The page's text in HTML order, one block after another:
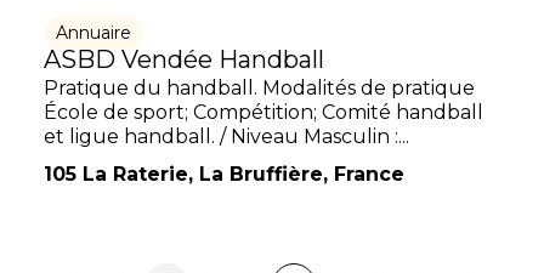
Annuaire
ASBD Vendée Handball
Pratique du handball. Modalités de pratique
École de sport; Compétition; Comité handball
et ligue handball. / Niveau Masculin :...
105 La Raterie, La Bruffière, France